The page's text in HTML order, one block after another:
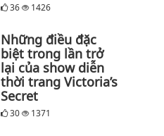
36 1426
Những điều đặc
biệt trong lần trở
lại của show diễn
thời trang Victoria’s
Secret
30 1371